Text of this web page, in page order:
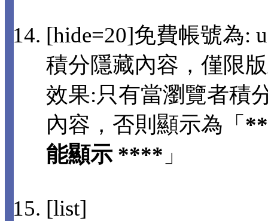
[hide=20]免費帳號為:
積分隱藏內容，僅限
效果:只有當瀏覽者積
內容，否則顯示為「
能顯示 **** 」
[list]